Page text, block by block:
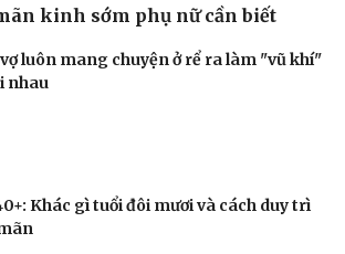
kinh sớm phụ nữ cần biết
luôn mang chuyện ở rể ra làm "vũ khí"
nhau
Khác gì tuổi đôi mươi và cách duy trì